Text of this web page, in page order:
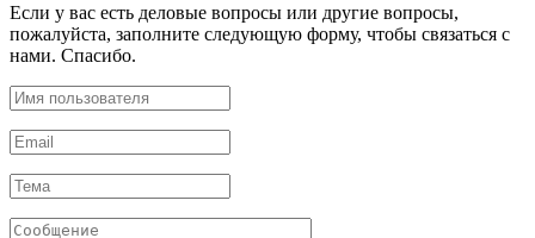
Если у вас есть деловые вопросы или другие вопросы,
пожалуйста, заполните следующую форму, чтобы связаться с
нами. Спасибо.